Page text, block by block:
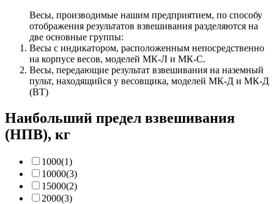
Весы, производимые нашим предприятием, по способу
отображения результатов взвешивания разделяются на
две основные группы:
Весы с индикатором, расположенным непосредственно
на корпусе весов, моделей МК-Л и МК-С.
Весы, передающие результат взвешивания на наземный
пульт, находящийся у весовщика, моделей МК-Д и МК-Д
(ВТ)
Наибольший предел взвешивания
(НПВ), кг
1000(1)
10000(3)
15000(2)
2000(3)